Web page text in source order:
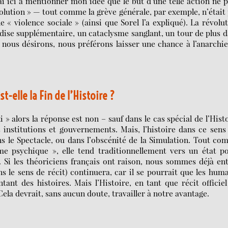
» — tout comme la grève générale, par exemple, n’était
violence sociale » (ainsi que Sorel l’a expliqué). La
supplémentaire, un cataclysme sanglant, un tour de plus
désirons, nous préférons laisser une chance à
elle la Fin de l’Histoire ?
» alors la réponse est non – sauf dans le cas spécial de
et gouvernements. Mais, l’histoire dans ce sens
Spectacle, ou dans l’obscénité de la Simulation. Tout
psychique », elle tend traditionnellement vers un état
les théoriciens français ont raison, nous sommes déjà
le sens de récit) continuera, car il se pourrait que les
des histoires. Mais l’Histoire, en tant que récit
devrait, sans aucun doute, travailler à notre avantage.